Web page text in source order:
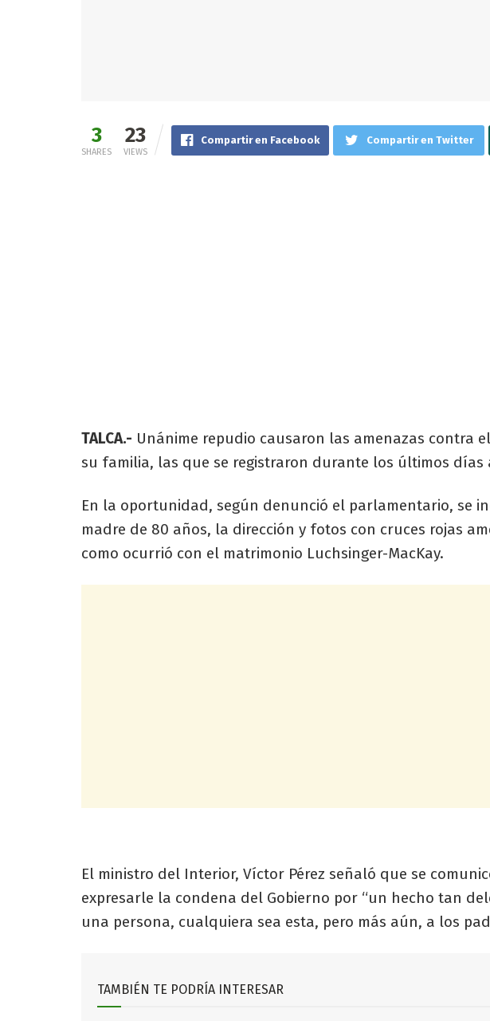
3
SHARES
23
VIEWS
Compartir en Facebook Compartir en Twitter
TALCA.- Unánime repudio causaron las amenazas contra
su familia, las que se registraron durante los últimos días
En la oportunidad, según denunció el parlamentario, se
madre de 80 años, la dirección y fotos con cruces rojas
como ocurrió con el matrimonio Luchsinger-MacKay.
El ministro del Interior, Víctor Pérez señaló que se
expresarle la condena del Gobierno por “un hecho tan
una persona, cualquiera sea esta, pero más aún, a los
TAMBIÉN TE PODRÍA INTERESAR